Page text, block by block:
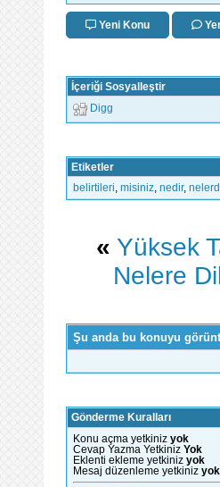
Yeni Konu
İçeriği Sosyalleştir
Digg
Etiketler
belirtileri misiniz nedir,
« Yüksek
Nelere
Şu anda bu konuyu
Gönderme Kuralları
Konu açma yetkiniz yok
Cevap Yazma Yetkiniz Yok
Eklenti ekleme yetkiniz yok
Mesaj düzenleme yetkiniz yok